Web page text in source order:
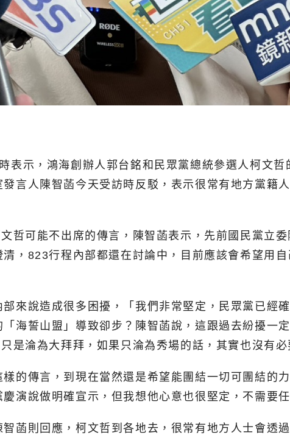
表示，鴻海創辦人郭台銘和民眾黨總統參選人柯文
言人陳智菡今天受訪時反駁，表示很常有地方黨籍
哲可能不出席的傳言，陳智菡表示，先前國民黨立
，823行程內部都還在討論中，目前應該會希望用
來說造成很多困擾，「我們非常堅定，民眾黨已經
海誓山盟」導致卻步？陳智菡說，這跟過去紛擾一
是淪為大拜拜，如果只淪為秀場的話，其實也沒有
的傳言，到現在當然還是希望能團結一切可團結的
演說做明確宣示，但我想他心意也很堅定，不需要
菡則回應，柯文哲到各地去，很常有地方人士會透